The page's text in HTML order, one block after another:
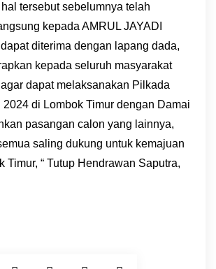
tersebut sebelumnya telah
kepada AMRUL JAYADI
diterima dengan lapang dada,
kepada seluruh masyarakat
dapat melaksanakan Pilkada
2024 di Lombok Timur dengan Damai
pasangan calon yang lainnya,
saling dukung untuk kemajuan
Timur, “ Tutup Hendrawan Saputra,